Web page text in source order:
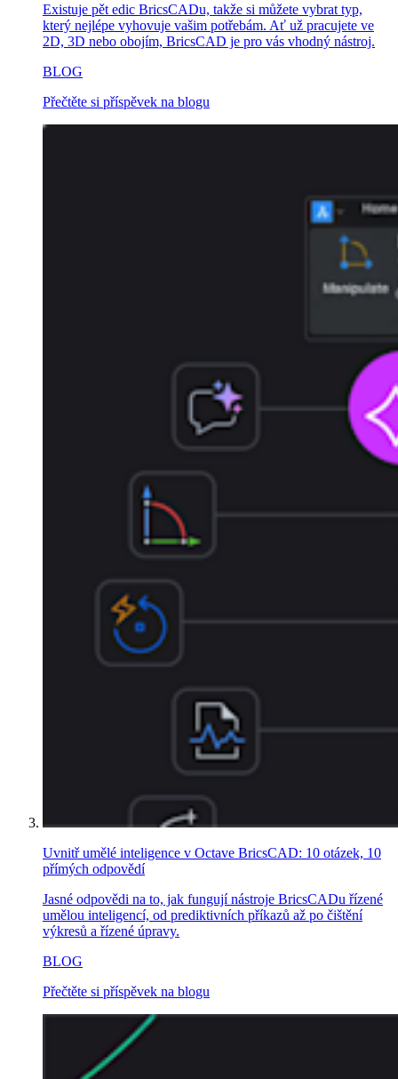
Existuje pět edic BricsCADu, takže si můžete vybrat typ,
který nejlépe vyhovuje vašim potřebám. Ať už pracujete ve
2D, 3D nebo obojím, BricsCAD je pro vás vhodný nástroj.
BLOG
Přečtěte si příspěvek na blogu
Uvnitř umělé inteligence v Octave BricsCAD: 10 otázek, 10
přímých odpovědí
Jasné odpovědi na to, jak fungují nástroje BricsCADu řízené
umělou inteligencí, od prediktivních příkazů až po čištění
výkresů a řízené úpravy.
BLOG
Přečtěte si příspěvek na blogu